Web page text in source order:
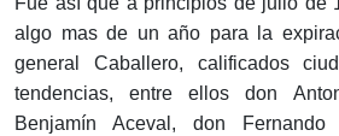
algo mas de un año para la
general Caballero, calificados
tendencias, entre ellos don
Benjamín Aceval, don